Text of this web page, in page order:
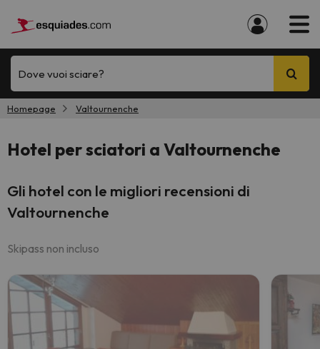
Dove vuoi sciare?
Homepage Valtournenche
Hotel per sciatori a Valtournenche
Gli hotel con le migliori recensioni di
Valtournenche
Skipass non incluso